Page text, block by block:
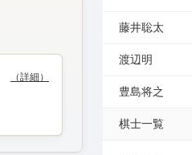
（詳細）
藤井聡太
渡辺明
豊島将之
棋士一覧